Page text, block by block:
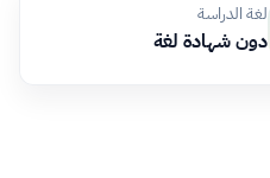
لغة الدراسة
دون شهادة لغة